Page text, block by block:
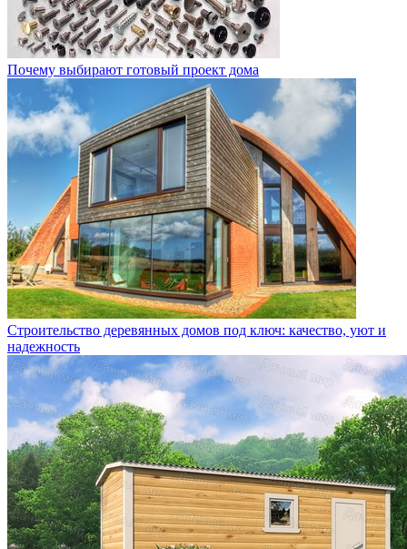
Почему выбирают готовый проект дома
Строительство деревянных домов под ключ: качество, уют и
надежность